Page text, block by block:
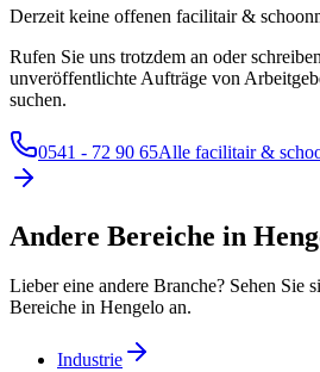
Derzeit keine offenen facilitair &
Rufen Sie uns trotzdem an oder
unveröffentlichte Aufträge von
suchen.
0541 - 72 90 65Alle facilitair &
Andere Bereiche in
Lieber eine andere Branche? Sehen Sie
Bereiche in Hengelo an.
Industrie